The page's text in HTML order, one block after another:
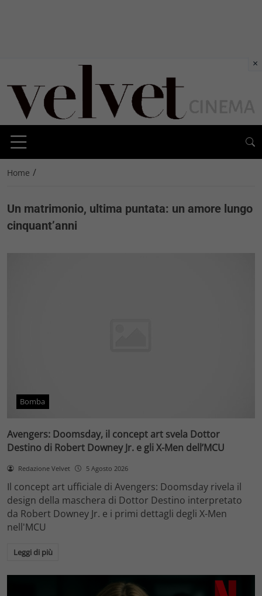
Home /
Un matrimonio, ultima puntata: un amore lungo
cinquant’anni
Bomba
Avengers: Doomsday, il concept art svela Dottor
Destino di Robert Downey Jr. e gli X-Men dell’MCU
Redazione Velvet 5 Agosto 2026
Il concept art ufficiale di Avengers: Doomsday rivela il
design della maschera di Dottor Destino interpretato
da Robert Downey Jr. e i primi dettagli degli X-Men
nell'MCU
Leggi di più
×